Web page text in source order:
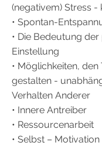
(negativem) Stress -
• Spontan-
• Die Bedeutung
Einstellung
• Möglichkeiten, den
gestalten -
Verhalten Anderer
• Innere Antreiber
• Ressourcenarbeit
• Selbst – Motivation